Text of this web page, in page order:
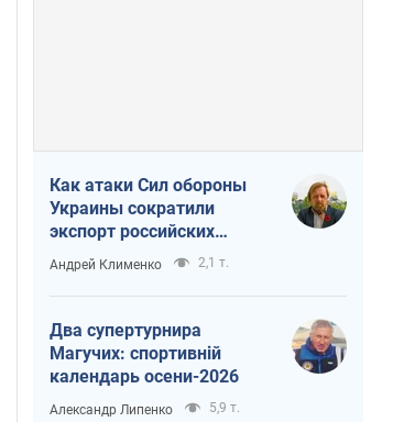
Как атаки Сил обороны
Украины сократили
экспорт российских
нефтепродуктов
Андрей Клименко 2,1 т.
Два супертурнира
Магучих: спортивній
календарь осени-2026
Александр Липенко 5,9 т.